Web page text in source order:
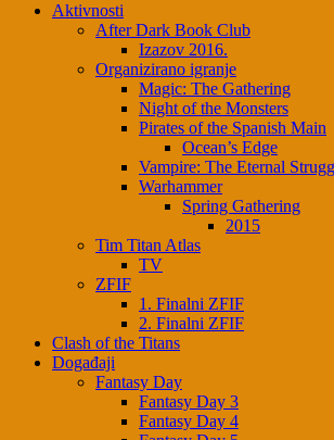
Aktivnosti
After Dark Book Club
Izazov 2016.
Organizirano igranje
Magic: The Gathering
Night of the Monsters
Pirates of the Spanish Main
Ocean’s Edge
Vampire: The Eternal
Warhammer
Spring Gathering
2015
Tim Titan Atlas
TV
ZFIF
1. Finalni ZFIF
2. Finalni ZFIF
Clash of the Titans
Događaji
Fantasy Day
Fantasy Day 3
Fantasy Day 4